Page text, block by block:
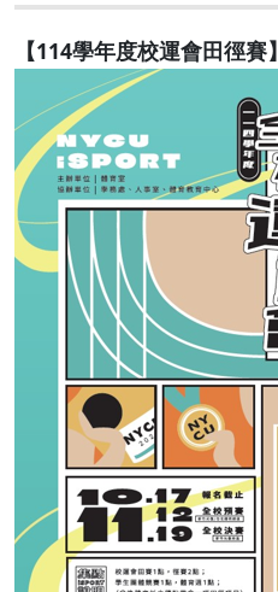
【114學年度校運會田徑賽】